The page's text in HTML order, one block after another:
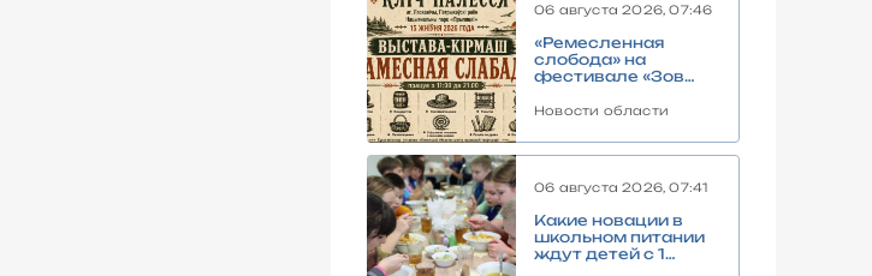
06 августа 2026, 07:46
«Ремесленная
слобода» на
фестивале «Зов
погружение в
Новости области
06 августа 2026, 07:41
Какие новации в
школьном питании
ждут детей с 1